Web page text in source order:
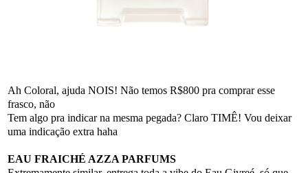
Ah Coloral, ajuda NOIS! Não temos R$800 pra comprar esse
frasco, não
Tem algo pra indicar na mesma pegada? Claro TIMÊ! Vou deixar
uma indicação extra haha
EAU FRAICHÉ AZZA PARFUMS